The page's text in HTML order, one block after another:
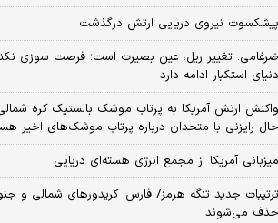
پیشکسوت نیروی دریایی ارتش درگذشت
ضرغامی: تغییر ریل، عین بصیرت است؛ فرصت سوزی
دنیای استکبار ادامه دارد
واکنش ارتش آمریکا به پرتاب موشک بالستیک کره
حال رایزنی با متحدان درباره پرتاب موشک‌های اخیر
میزبانی آمریکا از مجمع انرژی هسته‌ای دریایی
ترتیبات جدید تنگه هرمز/ فارس: کریدورهای شمالی و
حذف می‌شوند